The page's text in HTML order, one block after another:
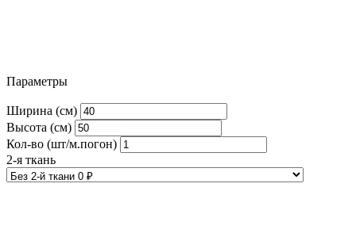
Параметры
Ширина (см)
Высота (см)
Кол-во (шт/м.погон)
2-я ткань